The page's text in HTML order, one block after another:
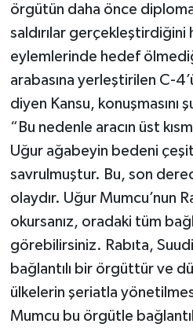
örgütün daha önce
saldırılar gerçekleştirdiğini
eylemlerinde hedef
arabasına yerleştirilen C-
diyen Kansu, konuşmasını
“Bu nedenle aracın üst
Uğur ağabeyin bedeni
savrulmuştur. Bu, son
olaydır. Uğur Mumcu’nun
okursanız, oradaki tüm
görebilirsiniz. Rabıta,
bağlantılı bir örgüttür ve
ülkelerin şeriatla
Mumcu bu örgütle